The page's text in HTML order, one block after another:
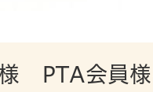
PTA会員